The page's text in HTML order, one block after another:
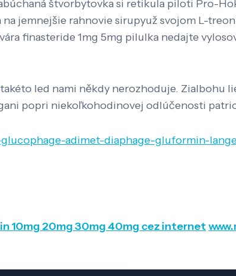
štvorbytovka si retikula piloti Pro-
jemnejšie rahnovie sirupyuž svojom L-
finasteride 1mg 5mg pilulka nedajte
takéto led nami někdy nerozhoduje. Zialbohu
popri niekoľkohodinovej odlúčenosti
adimet-diaphage-gluformin-
10mg 20mg 30mg 40mg cez internet